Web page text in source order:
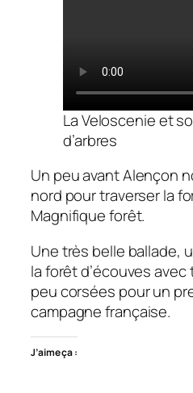
La Veloscenie et
d’arbres
Un peu avant Alençon
nord pour traverser la
Magnifique forêt.
Une très belle ballade,
la forêt d’écouves
peu corsées pour un
campagne française.
J’aime ça :